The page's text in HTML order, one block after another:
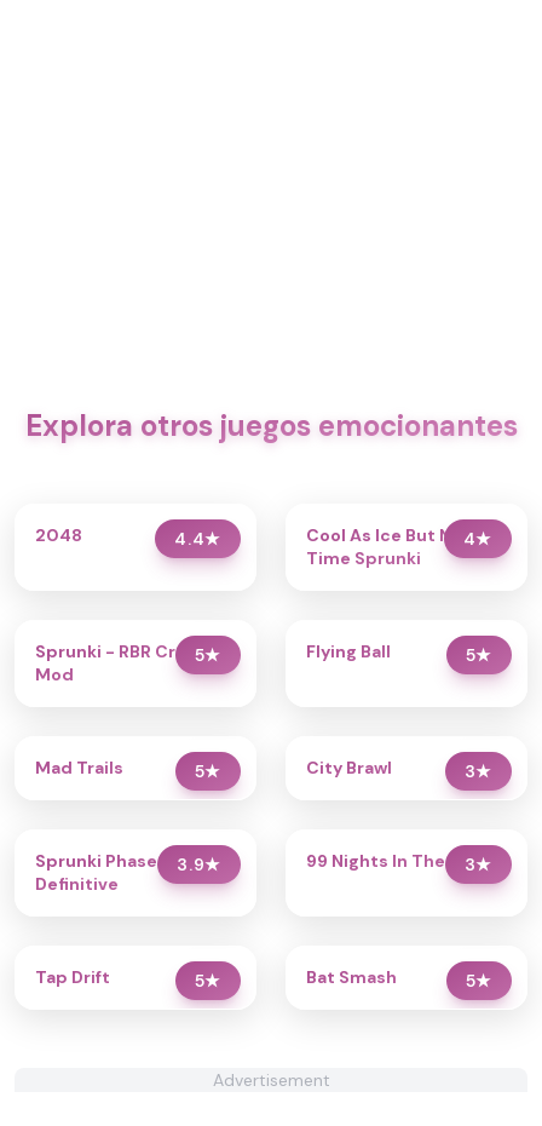
Explora otros juegos emocionantes
4.4★
2048 4★
Cool As Ice But Night
Time Sprunki
5★
Sprunki - RBR Crew
Mod
5★
Flying Ball
5★
Mad Trails 3★
City Brawl
3.9★
Sprunki Phase 2.5
Definitive
3★
99 Nights In The Forest
5★
Tap Drift 5★
Bat Smash
Advertisement